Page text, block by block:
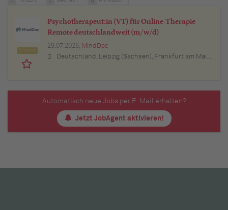
Psychotherapeut:in (VT) für Online-Therapie
Remote deutschlandweit (m/w/d)
29.07.2026, MindDoc
Deutschland, Leipzig (Sachsen), Frankfurt am Main (Hessen), Stuttgart (Baden-Württemberg), München (Bayern), Berlin, Hamburg, Nürnberg (Bayern), Thüringen, Essen (Nordrhein-Westfalen), Köln (Nordrhein-Westfalen), Bremen, Lübeck (Schleswig-Holstein), Bonn (Nordrhein-Westfalen), Trier (Rheinland-Pfalz), Dresden (Sachsen), Erfurt (Thüringen), Dortmund (Nordrhein-Westfalen), Bayern, Düsseldorf (Nordrhein-Westfalen), Kiel (Schleswig-Holstein), Münster (Nordrhein-Westfalen), Sachsen, Sachsen-Anhalt, Baden-Württemberg, Brandenburg, Bremen, Hamburg, Hessen, Mecklenburg-Vorpommern, Niedersachsen, Nordrhein-Westfalen, Rheinland-Pfalz, Saarland, Schleswig-Holstein
Automatisch neue Jobs per E-Mail erhalten?
Jetzt JobAgent aktivieren!